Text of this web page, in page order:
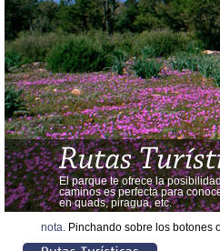
El parque te ofrece la
caminos es perfecta para
en quads, piragua, etc.
nota. Pinchando sobre los botones